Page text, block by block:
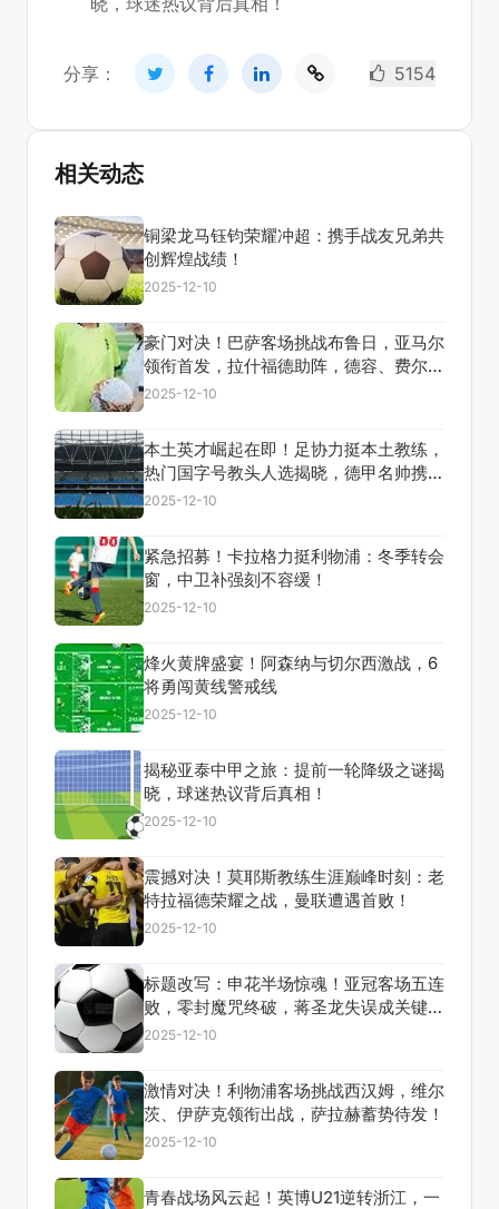
分享： 5154
相关动态
铜梁龙马钰钧荣耀冲超：携手战友兄弟共
创辉煌战绩！
2025-12-10
豪门对决！巴萨客场挑战布鲁日，亚马尔
领衔首发，拉什福德助阵，德容、费尔明
蓄势待发！
2025-12-10
本土英才崛起在即！足协力挺本土教练，
热门国字号教头人选揭晓，德甲名帅携手
助力，共创辉煌篇章！
2025-12-10
紧急招募！卡拉格力挺利物浦：冬季转会
窗，中卫补强刻不容缓！
2025-12-10
烽火黄牌盛宴！阿森纳与切尔西激战，6
将勇闯黄线警戒线
2025-12-10
揭秘亚泰中甲之旅：提前一轮降级之谜揭
晓，球迷热议背后真相！
2025-12-10
震撼对决！莫耶斯教练生涯巅峰时刻：老
特拉福德荣耀之战，曼联遭遇首败！
2025-12-10
标题改写：申花半场惊魂！亚冠客场五连
败，零封魔咒终破，蒋圣龙失误成关键转
折
2025-12-10
激情对决！利物浦客场挑战西汉姆，维尔
茨、伊萨克领衔出战，萨拉赫蓄势待发！
2025-12-10
青春战场风云起！英博U21逆转浙江，一